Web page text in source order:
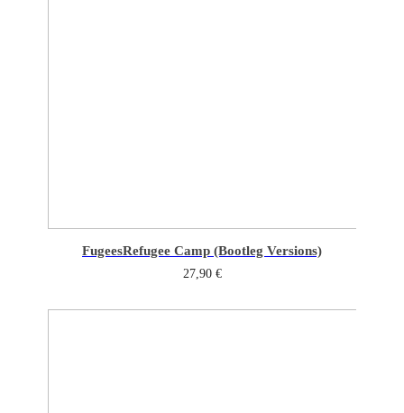
FugeesRefugee Camp (Bootleg Versions)
27,90 €